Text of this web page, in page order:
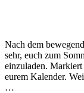
Nach dem
sehr, euch zum
einzuladen.
eurem Kalender.
…